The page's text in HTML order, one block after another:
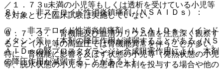
／１．７３u未満の小児等もしくは透析を受けている小児等
を対象とした臨床試験は実施していない。
９．７．３． 腎機能及び血清カリウム値を注意深く観察す
ること（小児等の高血圧では腎機能異常を伴うことが多い。
特に、腎機能に影響を及ぼす状態の小児等（発熱状態の小児
等、脱水状態の小児等）の患者に本剤を投与する場合や他の
８）． 非ステロイド性消炎鎮痛剤（ＮＳＡＩＤｓ）：
@． 非ステロイド性消炎鎮痛剤＜ＮＳＡＩＤｓ＞（インド
メタシン等）［本剤の降圧作用が減弱することがある（ＮＳ
ＡＩＤｓの腎プロスタグランジン合成阻害作用により、本剤
の降圧作用が減弱することがある）］。